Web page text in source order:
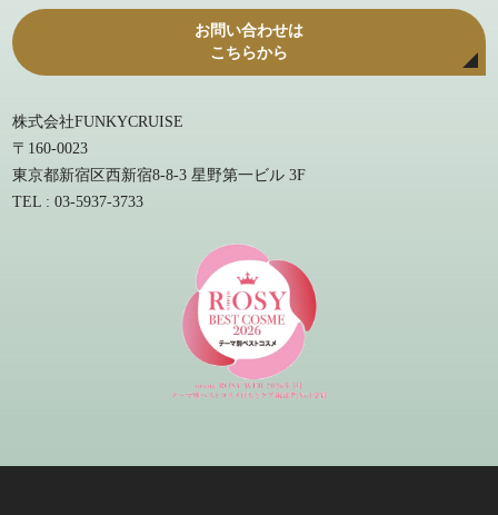
お問い合わせは
こちらから
株式会社FUNKYCRUISE
〒160-0023
東京都新宿区西新宿8-8-3 星野第一ビル 3F
TEL : 03-5937-3733